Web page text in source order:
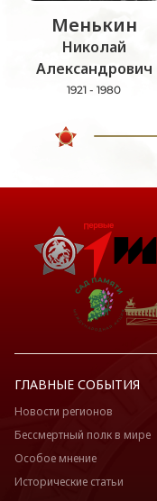
Менькин
Николай
Александрович
1921 - 1980
ГЛАВНЫЕ СОБЫТИЯ
Новости регионов
Бессмертный полк в мире
Особое мнение
Исторические статьи